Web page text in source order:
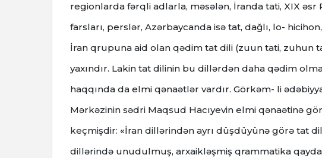
regionlarda fərqli adlarla, məsələn, İranda tati, XIX əsr
farsları, perslər, Azərbaycanda isə tat, dağlı, lo-
İran qrupuna aid olan qədim tat dili (zuun tati, zuhun
yaxındır. Lakin tat dilinin bu dillərdən daha qədim
haqqında da elmi qənaətlər vardır. Görkəm- li
Mərkəzinin sədri Maqsud Hacıyevin elmi qənaətinə
keçmişdir: «İran dillərindən ayrı düşdüyünə görə tat
dillərində unudulmuş, arxaikləşmiş qrammatika